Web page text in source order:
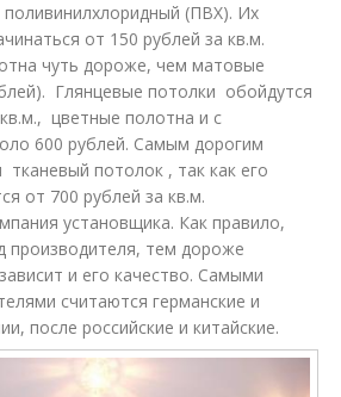
(ПВХ). Их
от 150 рублей за кв.м.
чуть дороже, чем матовые
Глянцевые потолки обойдутся
цветные полотна и с
600 рублей. Самым дорогим
потолок , так как его
от 700 рублей за кв.м.
установщика. Как правило,
производителя, тем дороже
и его качество. Самыми
считаются германские и
после российские и китайские.